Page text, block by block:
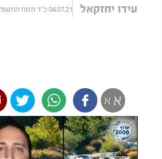
עידו יחזקאל 04.07.21 כ"ד תמוז התשפ"א
א א